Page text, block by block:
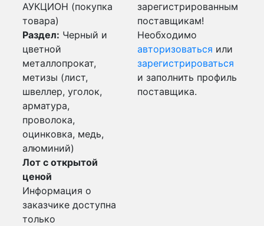
АУКЦИОН (покупка
товара)
Раздел: Черный и
цветной
металлопрокат,
метизы (лист,
швеллер, уголок,
арматура,
проволока,
оцинковка, медь,
алюминий)
Лот с открытой
ценой
Информация о
заказчике доступна
только
зарегистрированным
поставщикам!
Необходимо
авторизоваться или
зарегистрироваться
и заполнить профиль
поставщика.